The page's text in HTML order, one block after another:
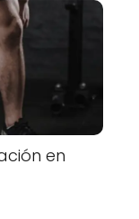
en